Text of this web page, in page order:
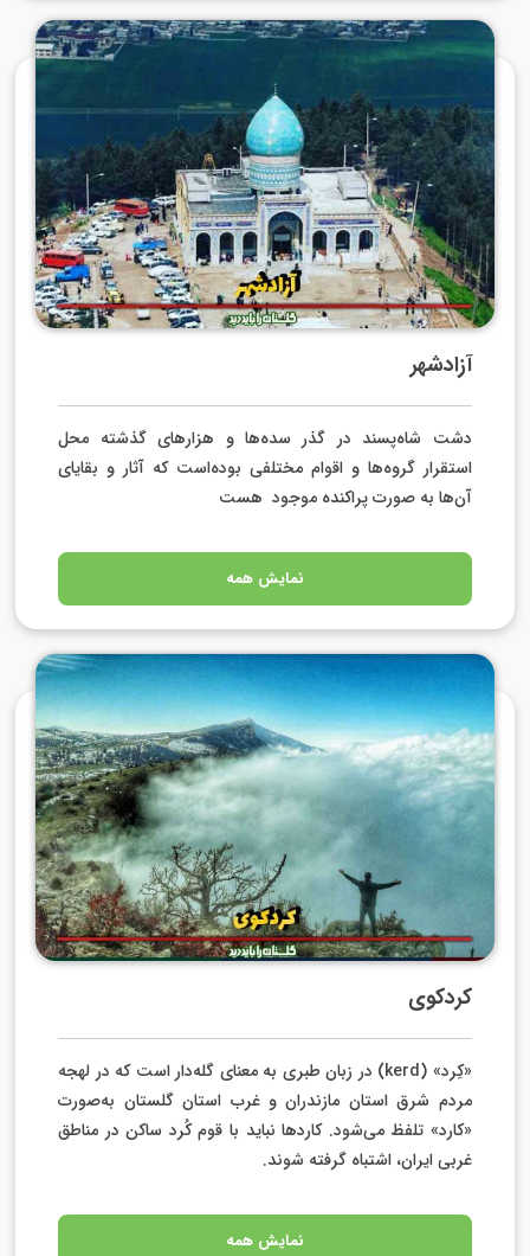
آزادشهر
دشت شاه‌پسند در گذر سده‌ها و هزارهای گذشته محل
استقرار گروه‌ها و اقوام مختلفی بوده‌است که آثار و بقایای
آن‌ها به صورت پراکنده موجود هست
نمایش همه
کردکوی
«کِرد» (kerd) در زبان طبری به معنای گله‌دار است که در لهجه
مردم شرق استان مازندران و غرب استان گلستان به‌صورت
«کارد» تلفظ می‌شود. کاردها نباید با قوم کُرد ساکن در مناطق
غربی ایران، اشتباه گرفته‌ شوند.
نمایش همه